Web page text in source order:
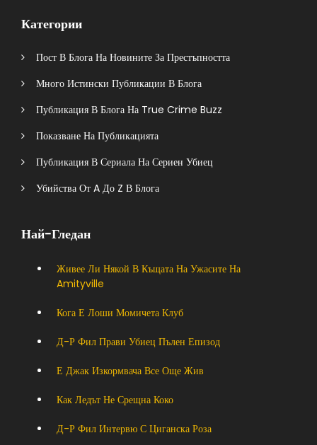
Категории
Пост В Блога На Новините За Престъпността
Много Истински Публикации В Блога
Публикация В Блога На True Crime Buzz
Показване На Публикацията
Публикация В Сериала На Сериен Убиец
Убийства От A До Z В Блога
Най-Гледан
Живее Ли Някой В ​​къщата На Ужасите На
Amityville
Кога Е Лоши Момичета Клуб
Д-Р Фил Прави Убиец Пълен Епизод
Е Джак Изкормвача Все Още Жив
Как Ледът Не Срещна Коко
Д-Р Фил Интервю С Циганска Роза